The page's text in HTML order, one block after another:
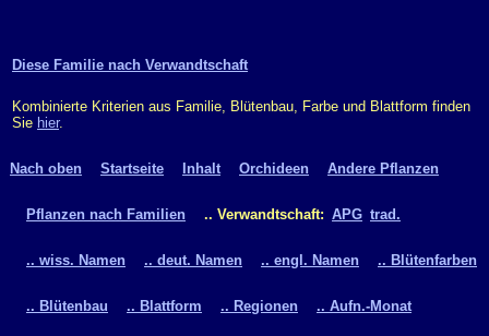
Diese Familie nach Verwandtschaft
Kombinierte Kriterien aus Familie, Blütenbau, Farbe und Blattform finden
Sie hier.
Nach oben Startseite Inhalt Orchideen Andere Pflanzen
Pflanzen nach Familien .. Verwandtschaft: APG trad.
.. wiss. Namen .. deut. Namen .. engl. Namen .. Blütenfarben
.. Blütenbau .. Blattform .. Regionen .. Aufn.-Monat